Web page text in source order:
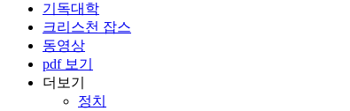
기독대학
크리스천 잡스
동영상
pdf 보기
더보기
정치